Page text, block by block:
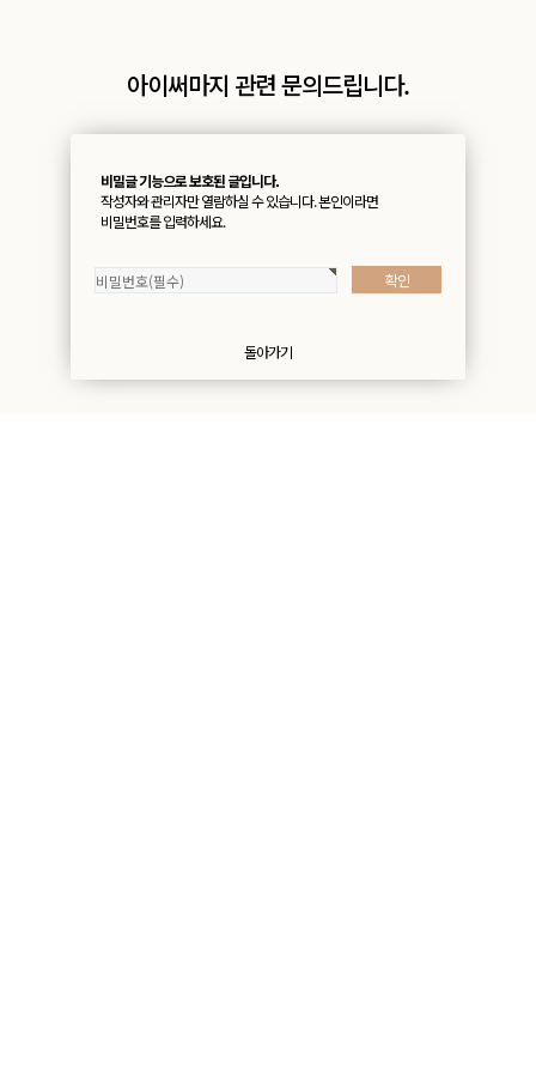
아이써마지 관련 문의드립니다.
비밀글 기능으로 보호된 글입니다.
작성자와 관리자만 열람하실 수 있습니다. 본인이라면
비밀번호를 입력하세요.
돌아가기